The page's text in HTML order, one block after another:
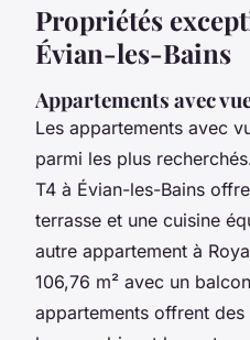
Propriétés
Évian-les-Bains
Appartements avec
Les appartements avec
parmi les plus
T4 à Évian-les-Bains
terrasse et une cuisine
autre appartement à
106,76 m² avec un
appartements offrent